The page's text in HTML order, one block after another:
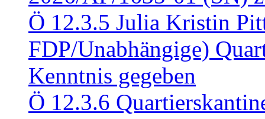
Ö 12.3.5 Julia Kristin
FDP/Unabhängige)
Kenntnis gegeben
Ö 12.3.6